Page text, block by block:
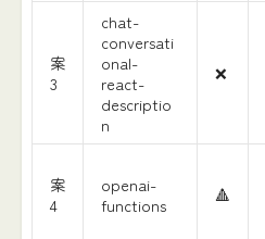
案
3
chat-
conversati
onal-
react-
descriptio
n
❌
案
4
openai-
functions
🔺